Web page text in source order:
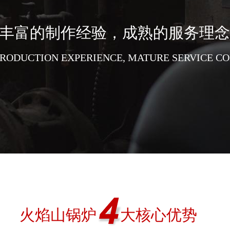
EXPERIENCE, MATURE SERVICE
富的制作经验，成熟的服务理念
火焰山锅炉